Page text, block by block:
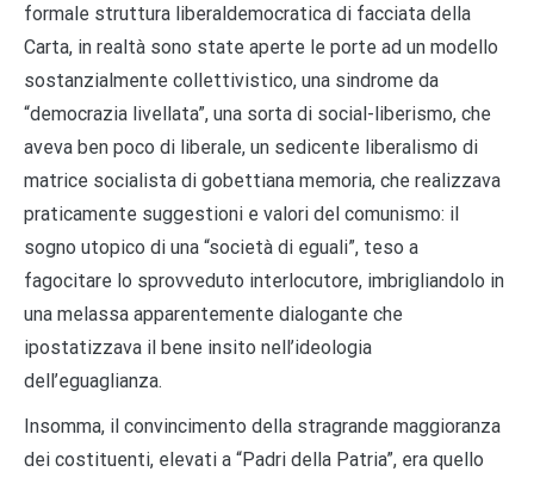
formale struttura liberaldemocratica di facciata della
Carta, in realtà sono state aperte le porte ad un modello
sostanzialmente collettivistico, una sindrome da
“democrazia livellata”, una sorta di social-liberismo, che
aveva ben poco di liberale, un sedicente liberalismo di
matrice socialista di gobettiana memoria, che realizzava
praticamente suggestioni e valori del comunismo: il
sogno utopico di una “società di eguali”, teso a
fagocitare lo sprovveduto interlocutore, imbrigliandolo in
una melassa apparentemente dialogante che
ipostatizzava il bene insito nell’ideologia
dell’eguaglianza.
Insomma, il convincimento della stragrande maggioranza
dei costituenti, elevati a “Padri della Patria”, era quello